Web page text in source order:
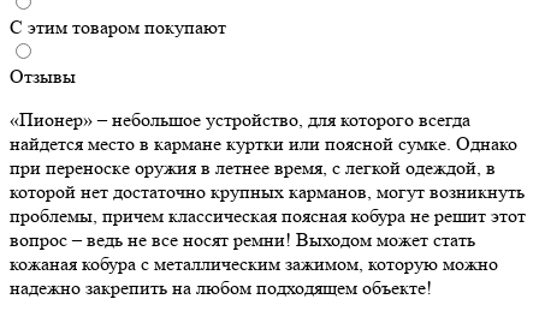
С этим товаром покупают
Отзывы
«Пионер» – небольшое устройство, для которого всегда
найдется место в кармане куртки или поясной сумке. Однако
при переноске оружия в летнее время, с легкой одеждой, в
которой нет достаточно крупных карманов, могут возникнуть
проблемы, причем классическая поясная кобура не решит этот
вопрос – ведь не все носят ремни! Выходом может стать
кожаная кобура с металлическим зажимом, которую можно
надежно закрепить на любом подходящем объекте!